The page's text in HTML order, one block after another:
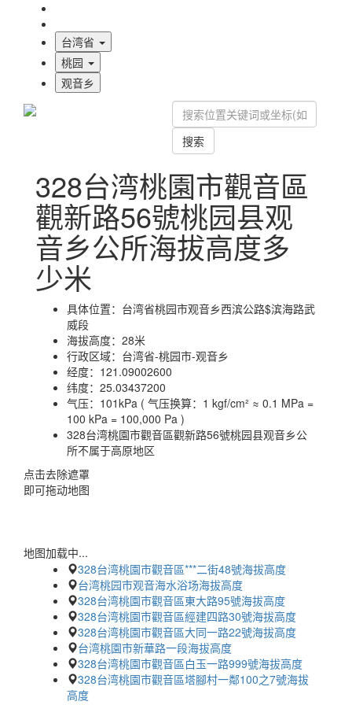
台湾省
桃园
观音乡
搜索
328台湾桃園市觀音區
觀新路56號桃园县观
音乡公所海拔高度多
少米
具体位置： 台湾省桃园市观音乡西滨公路$滨海路武
威段
海拔高度： 28米
行政区域： 台湾省-桃园市-观音乡
经度： 121.09002600
纬度： 25.03437200
气压： 101kPa ( 气压换算：1 kgf/cm² ≈ 0.1 MPa =
100 kPa = 100,000 Pa )
328台湾桃園市觀音區觀新路56號桃园县观音乡公
所不属于高原地区
点击去除遮罩
即可拖动地图
地图加载中...
328台湾桃園市觀音區***二街48號海拔高度
台湾桃园市观音海水浴场海拔高度
328台湾桃園市觀音區東大路95號海拔高度
328台湾桃園市觀音區經建四路30號海拔高度
328台湾桃園市觀音區大同一路22號海拔高度
台湾桃園市新華路一段海拔高度
328台湾桃園市觀音區白玉一路999號海拔高度
328台湾桃園市觀音區塔腳村一鄰100之7號海拔
高度